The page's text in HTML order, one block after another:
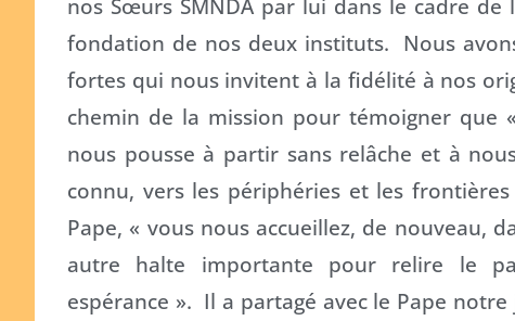
fondation de nos deux instituts. Nous
fortes qui nous invitent à la fidélité à nos
chemin de la mission pour témoigner
nous pousse à partir sans relâche et à
connu, vers les périphéries et les
Pape, « vous nous accueillez, de nouveau,
autre halte importante pour relire le
espérance ». Il a partagé avec le Pape